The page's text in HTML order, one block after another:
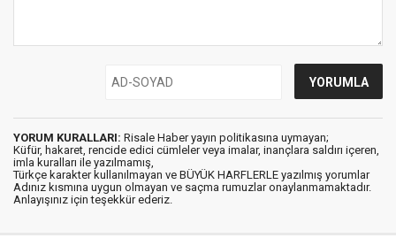
YORUM KURALLARI: Risale Haber yayın politikasına uymayan;
Küfür, hakaret, rencide edici cümleler veya imalar, inançlara saldırı içeren,
imla kuralları ile yazılmamış,
Türkçe karakter kullanılmayan ve BÜYÜK HARFLERLE yazılmış yorumlar
Adınız kısmına uygun olmayan ve saçma rumuzlar onaylanmamaktadır.
Anlayışınız için teşekkür ederiz.